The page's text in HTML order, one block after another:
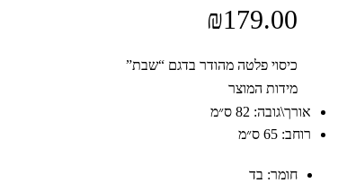
₪179.00
כיסוי פלטה מהודר בדגם “שבת”
מידות המוצר
אורך\גובה: 82 ס״מ
רוחב: 65 ס״מ
חומר: בד